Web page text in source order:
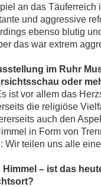
an das Täuferreich
und aggressive
ebenso blutig
das war extrem
im Ruhr
oder
ist vor allem das
die religiöse
auch den
in Form von
Wir teilen uns alle
– ist das